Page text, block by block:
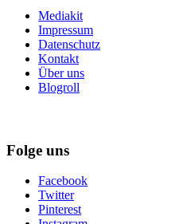
Mediakit
Impressum
Datenschutz
Kontakt
Über uns
Blogroll
Folge uns
Facebook
Twitter
Pinterest